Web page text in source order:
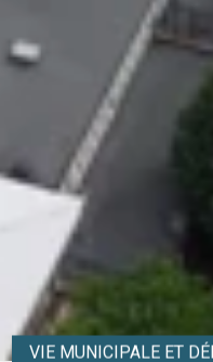
VIE MUNICIPALE ET